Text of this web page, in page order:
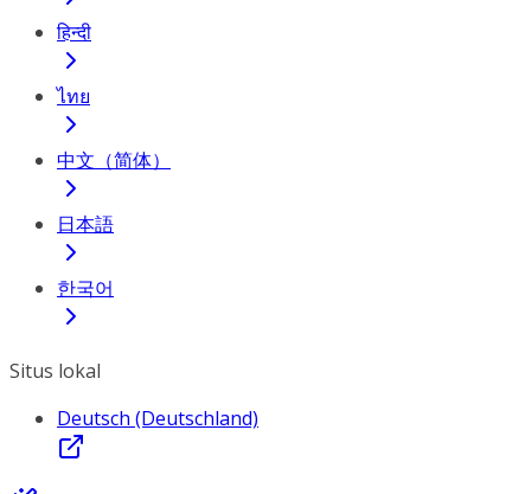
हिन्दी
ไทย
中文（简体）
日本語
한국어
Situs lokal
Deutsch (Deutschland)